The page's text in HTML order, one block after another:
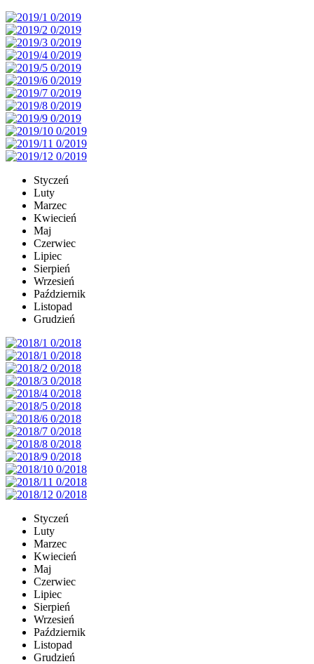
Styczeń
Luty
Marzec
Kwiecień
Maj
Czerwiec
Lipiec
Sierpień
Wrzesień
Październik
Listopad
Grudzień
Styczeń
Luty
Marzec
Kwiecień
Maj
Czerwiec
Lipiec
Sierpień
Wrzesień
Październik
Listopad
Grudzień